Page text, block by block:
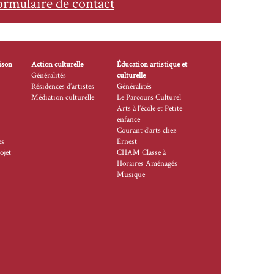
Action culturelle
Généralités
Résidences d’artistes
Médiation culturelle
Éducation artistique et
culturelle
Généralités
Le Parcours Culturel
Arts à l’école et Petite
enfance
Courant d’arts chez
Ernest
CHAM Classe à
Horaires Aménagés
Musique